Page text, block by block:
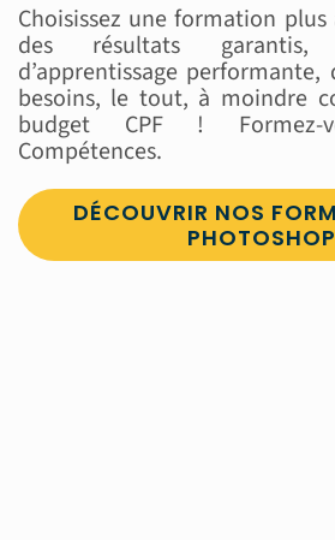
Choisissez une formation plus
des résultats
d’apprentissage performante,
besoins, le tout, à moindre
budget CPF ! Formez-
Compétences.
DÉCOUVRIR NOS
PHOTOSHOP